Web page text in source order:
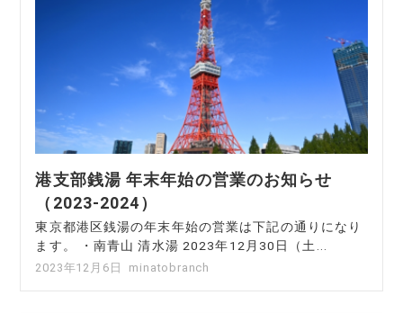
港支部銭湯 年末年始の営業のお知らせ
（2023-2024）
東京都港区銭湯の年末年始の営業は下記の通りになり
ます。 ・南青山 清水湯 2023年12月30日（土...
2023年12月6日 minatobranch